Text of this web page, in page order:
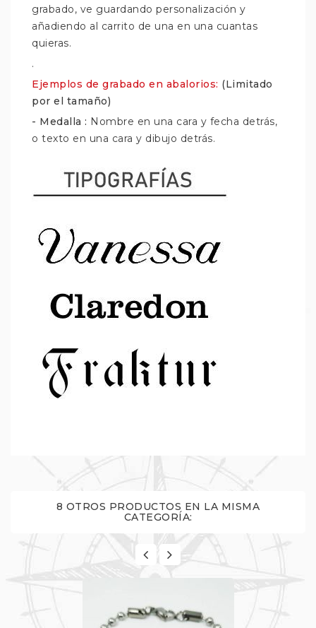
grabado, ve guardando personalización y
añadiendo al carrito de una en una cuantas
quieras.
.
Ejemplos de grabado en abalorios: (Limitado
por el tamaño)
- Medalla : Nombre en una cara y fecha detrás,
o texto en una cara y dibujo detrás.
8 OTROS PRODUCTOS EN LA MISMA
CATEGORÍA: